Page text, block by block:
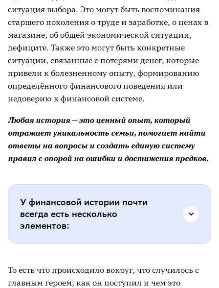
ситуация выбора. Это могут быть воспоминания
старшего поколения о труде и заработке, о ценах в
магазине, об общей экономической ситуации,
дефиците. Также это могут быть конкретные
ситуации, связанные с потерями денег, которые
привели к болезненному опыту, формированию
определённого финансового поведения или
недоверию к финансовой системе.
Любая история — это ценный опыт, который
отражает уникальность семьи, помогает найти
ответы на вопросы и создать единую систему
правил с опорой на ошибки и достижения предков.
У финансовой истории почти
всегда есть несколько
элементов:
контекст ситуации;
То есть что происходило вокруг, что случилось с
главным героем, как он поступил и чем это